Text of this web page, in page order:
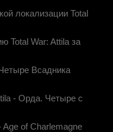
локализации Total
Total War: Attila за
Всадника
- Орда. Четыре с
Age of Charlemagne